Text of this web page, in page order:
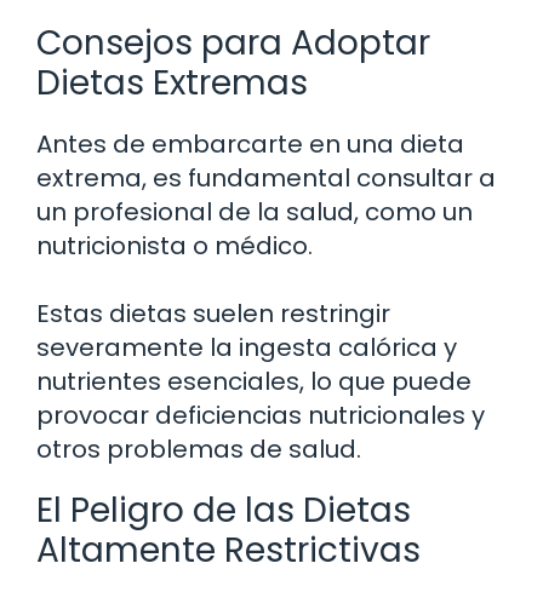
Consejos para Adoptar
Dietas Extremas
Antes de embarcarte en una dieta
extrema, es fundamental consultar a
un profesional de la salud, como un
nutricionista o médico.
Estas dietas suelen restringir
severamente la ingesta calórica y
nutrientes esenciales, lo que puede
provocar deficiencias nutricionales y
otros problemas de salud.
El Peligro de las Dietas
Altamente Restrictivas